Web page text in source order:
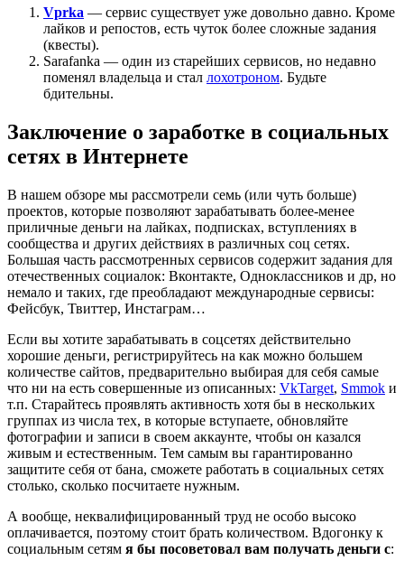
Vprka — сервис существует уже довольно давно. Кроме
лайков и репостов, есть чуток более сложные задания
(квесты).
Sarafanka — один из старейших сервисов, но недавно
поменял владельца и стал лохотроном. Будьте
бдительны.
Заключение о заработке в социальных
сетях в Интернете
В нашем обзоре мы рассмотрели семь (или чуть больше)
проектов, которые позволяют зарабатывать более-менее
приличные деньги на лайках, подписках, вступлениях в
сообщества и других действиях в различных соц сетях.
Большая часть рассмотренных сервисов содержит задания для
отечественных социалок: Вконтакте, Одноклассников и др, но
немало и таких, где преобладают международные сервисы:
Фейсбук, Твиттер, Инстаграм…
Если вы хотите зарабатывать в соцсетях действительно
хорошие деньги, регистрируйтесь на как можно большем
количестве сайтов, предварительно выбирая для себя самые
что ни на есть совершенные из описанных: VkTarget, Smmok и
т.п. Старайтесь проявлять активность хотя бы в нескольких
группах из числа тех, в которые вступаете, обновляйте
фотографии и записи в своем аккаунте, чтобы он казался
живым и естественным. Тем самым вы гарантированно
защитите себя от бана, сможете работать в социальных сетях
столько, сколько посчитаете нужным.
А вообще, неквалифицированный труд не особо высоко
оплачивается, поэтому стоит брать количеством. Вдогонку к
социальным сетям я бы посоветовал вам получать деньги с: